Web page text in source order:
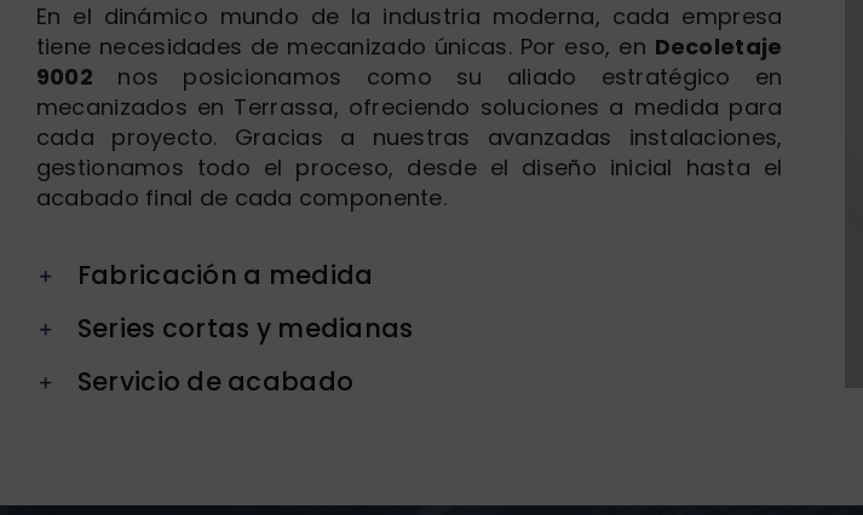
En el dinámico mundo de la industria moderna, cada empresa
tiene necesidades de mecanizado únicas. Por eso, en Decoletaje
9002 nos posicionamos como su aliado estratégico en
mecanizados en Terrassa, ofreciendo soluciones a medida para
cada proyecto. Gracias a nuestras avanzadas instalaciones,
gestionamos todo el proceso, desde el diseño inicial hasta el
acabado final de cada componente.
Fabricación a medida
Series cortas y medianas
Servicio de acabado